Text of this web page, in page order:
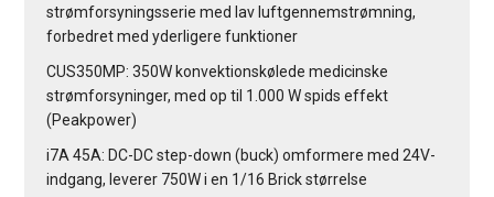
strømforsyningsserie med lav luftgennemstrømning,
forbedret med yderligere funktioner
CUS350MP: 350W konvektionskølede medicinske
strømforsyninger, med op til 1.000 W spids effekt
(Peakpower)
i7A 45A: DC-DC step-down (buck) omformere med 24V-
indgang, leverer 750W i en 1/16 Brick størrelse